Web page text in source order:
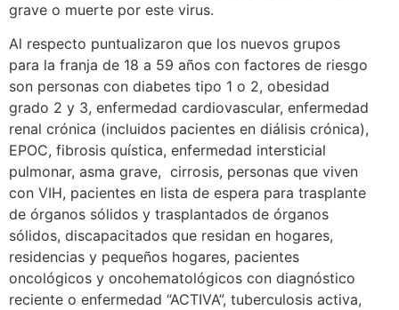
grave o muerte por este virus.
Al respecto puntualizaron que los nuevos grupos
para la franja de 18 a 59 años con factores de riesgo
son personas con diabetes tipo 1 o 2, obesidad
grado 2 y 3, enfermedad cardiovascular, enfermedad
renal crónica (incluidos pacientes en diálisis crónica),
EPOC, fibrosis quística, enfermedad intersticial
pulmonar, asma grave, cirrosis, personas que viven
con VIH, pacientes en lista de espera para trasplante
de órganos sólidos y trasplantados de órganos
sólidos, discapacitados que residan en hogares,
residencias y pequeños hogares, pacientes
oncológicos y oncohematológicos con diagnóstico
reciente o enfermedad “ACTIVA”, tuberculosis activa,